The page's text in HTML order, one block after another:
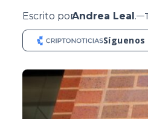
Escrito porAndrea Leal.
Síguenos